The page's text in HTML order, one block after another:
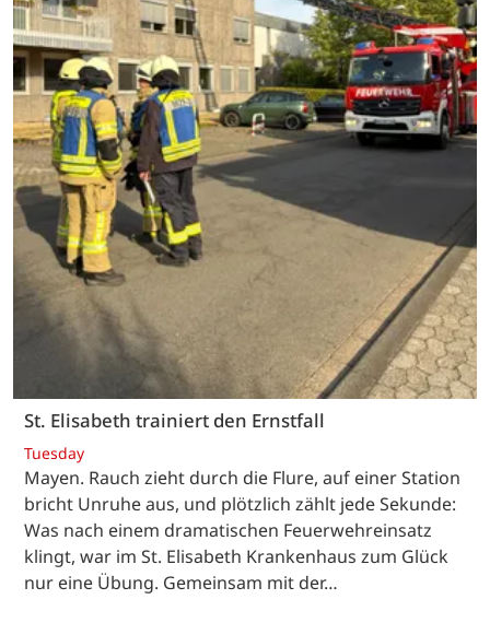
St. Elisabeth trainiert den Ernstfall
Tuesday
Mayen. Rauch zieht durch die Flure, auf einer Station
bricht Unruhe aus, und plötzlich zählt jede Sekunde:
Was nach einem dramatischen Feuerwehreinsatz
klingt, war im St. Elisabeth Krankenhaus zum Glück
nur eine Übung. Gemeinsam mit der…